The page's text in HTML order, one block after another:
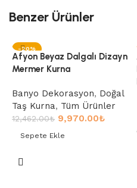
Benzer Ürünler
-20%
Afyon Beyaz Dalgalı Dizayn
Mermer Kurna
Banyo Dekorasyon, Doğal
Taş Kurna, Tüm Ürünler
12,462.00₺ 9,970.00₺
Sepete Ekle
Sepete Ekle